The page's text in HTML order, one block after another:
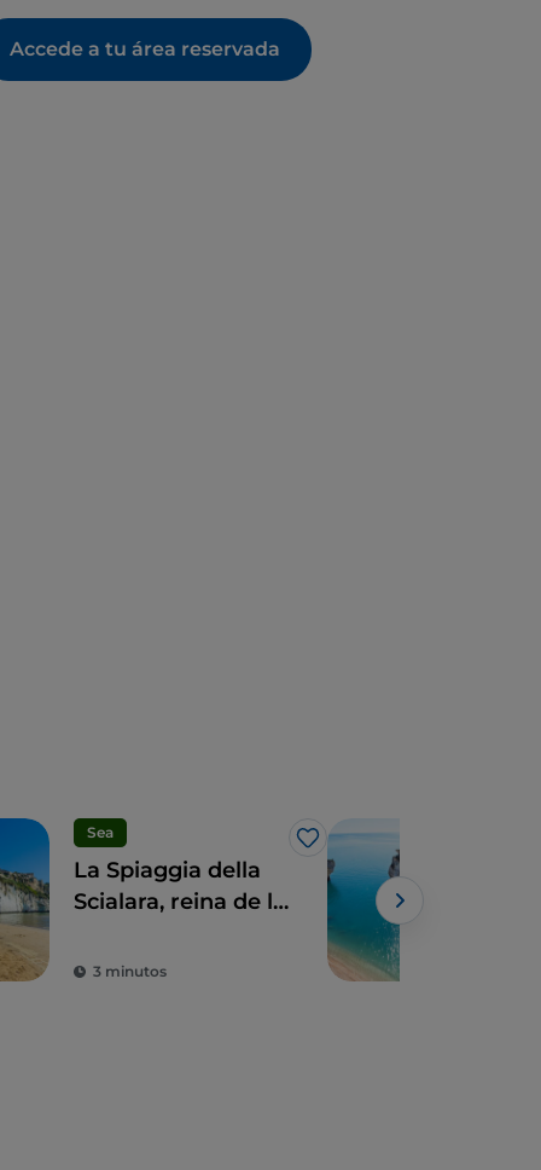
Accede a tu área reservada
Sea
Me gusta
La Spiaggia della
Scialara, reina de la
3 minutos